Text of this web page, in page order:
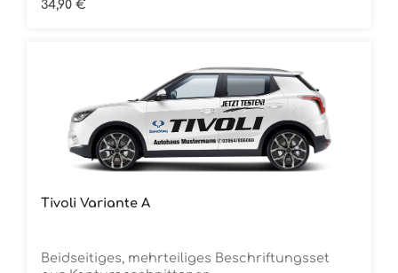
entfernbar
Regulärer Preis:
34,90 €
Tivoli Variante A
Beidseitiges, mehrteiliges Beschriftungsset